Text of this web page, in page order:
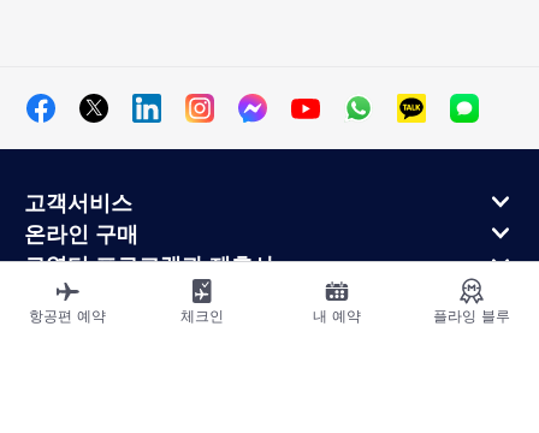
고객서비스
온라인 구매
로열티 프로그램과 제휴사
에어프랑스 정보
에어프랑스 모바일 앱
항공편 예약 체크인 내 예약 플라잉 블루